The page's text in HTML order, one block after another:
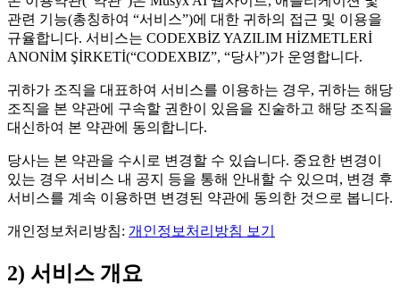
관련 기능(총칭하여 “서비스”)에 대한 귀하의 접근 및 이용을
규율합니다. 서비스는 CODEXBİZ YAZILIM HİZMETLERİ
ANONİM ŞİRKETİ(“CODEXBIZ”, “당사”)가 운영합니다.
귀하가 조직을 대표하여 서비스를 이용하는 경우, 귀하는 해당
조직을 본 약관에 구속할 권한이 있음을 진술하고 해당 조직을
대신하여 본 약관에 동의합니다.
당사는 본 약관을 수시로 변경할 수 있습니다. 중요한 변경이
있는 경우 서비스 내 공지 등을 통해 안내할 수 있으며, 변경 후
서비스를 계속 이용하면 변경된 약관에 동의한 것으로 봅니다.
개인정보처리방침: 개인정보처리방침 보기
2) 서비스 개요